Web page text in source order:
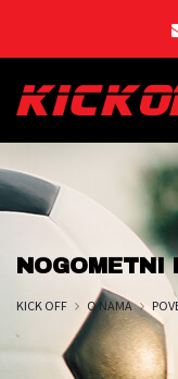
NOGOMETNI
KICK OFF O NAMA